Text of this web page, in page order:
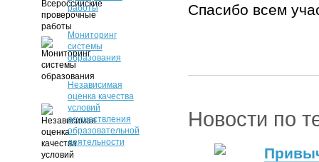
Спасибо всем
Новости по
работы
Мониторинг
системы
образования
Независимая
оценка качества
условий
осуществления
образовательной
деятельности